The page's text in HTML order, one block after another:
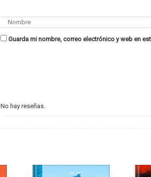
Guarda mi nombre, correo electrónico y web en
No hay reseñas.